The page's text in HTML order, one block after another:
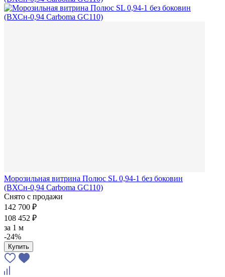
Морозильная витрина Полюс SL 0,94-1 без боковин
(ВХСн-0,94 Carboma GC110)
Снято с продажи
142 700 ₽
108 452 ₽
за 1 м
-24%
Купить